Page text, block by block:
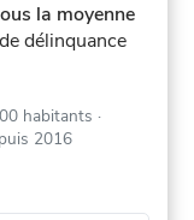
la moyenne
de délinquance
habitants ·
2016